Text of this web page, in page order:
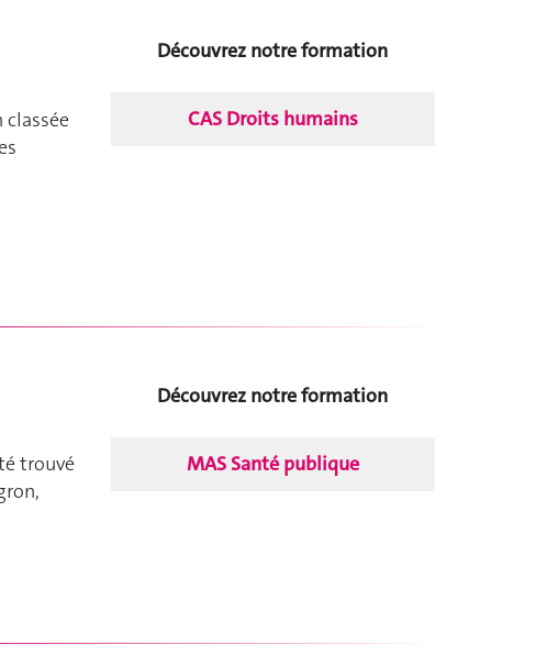
Découvrez notre formation
CAS Droits humains
trouvé
Découvrez notre formation
MAS Santé publique